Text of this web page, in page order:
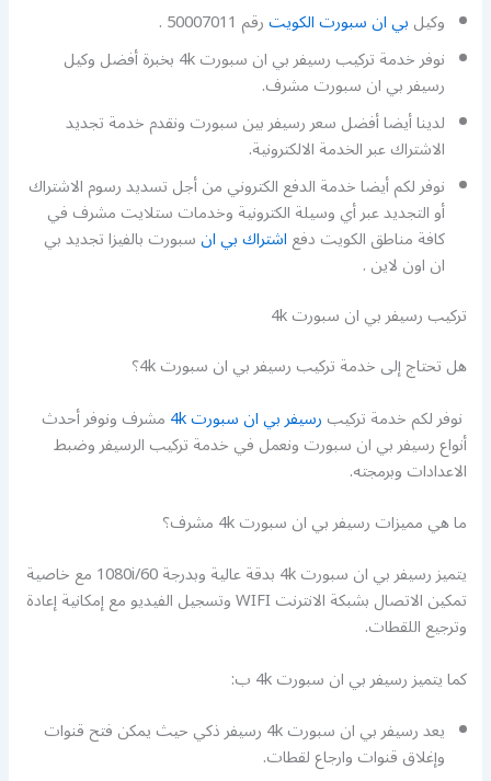
وكيلبي ان سبورت الكويترقم 50007011 .
نوفر خدمة تركيب رسيفر بي ان سبورت 4k بخبرة أفضل وكيل
رسيفر بي ان سبورت مشرف.
لدينا أيضا أفضل سعر رسيفر بين سبورت ونقدم خدمة تجديد
الاشتراك عبر الخدمة الالكترونية.
نوفر لكم أيضا خدمة الدفع الكتروني من أجل تسديد رسوم الاشتراك
أو التجديد عبر أي وسيلة الكترونية وخدمات ستلايت مشرف في
كافة مناطق الكويت دفعاشتراك بي انسبورت بالفيزا تجديد بي
ان اون لاين .
تركيب رسيفر بي ان سبورت 4k
هل تحتاج إلى خدمة تركيب رسيفر بي ان سبورت 4k؟
نوفر لكم خدمة تركيبرسيفر بي ان سبورت 4k مشرف ونوفر أحدث
أنواع رسيفر بي ان سبورت ونعمل في خدمة تركيب الرسيفر وضبط
الاعدادات وبرمجته.
ما هي مميزات رسيفر بي ان سبورت 4k مشرف؟
يتميز رسيفر بي ان سبورت 4k بدقة عالية وبدرجة 1080i/60 مع خاصية
تمكين الاتصال بشبكة الانترنت WIFI وتسجيل الفيديو مع إمكانية إعادة
وترجيع اللقطات.
كما يتميز رسيفر بي ان سبورت 4k ب:
يعد رسيفر بي ان سبورت 4k رسيفر ذكي حيث يمكن فتح قنوات
وإغلاق قنوات وارجاع لقطات.